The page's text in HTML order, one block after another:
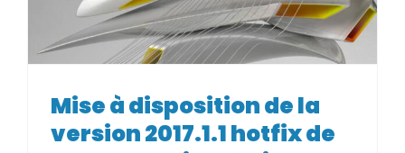
2017.1.1 hotfix de Autodesk
Simulation Mechanical
Mise à disposition de la
version 2017.1.1 hotfix de